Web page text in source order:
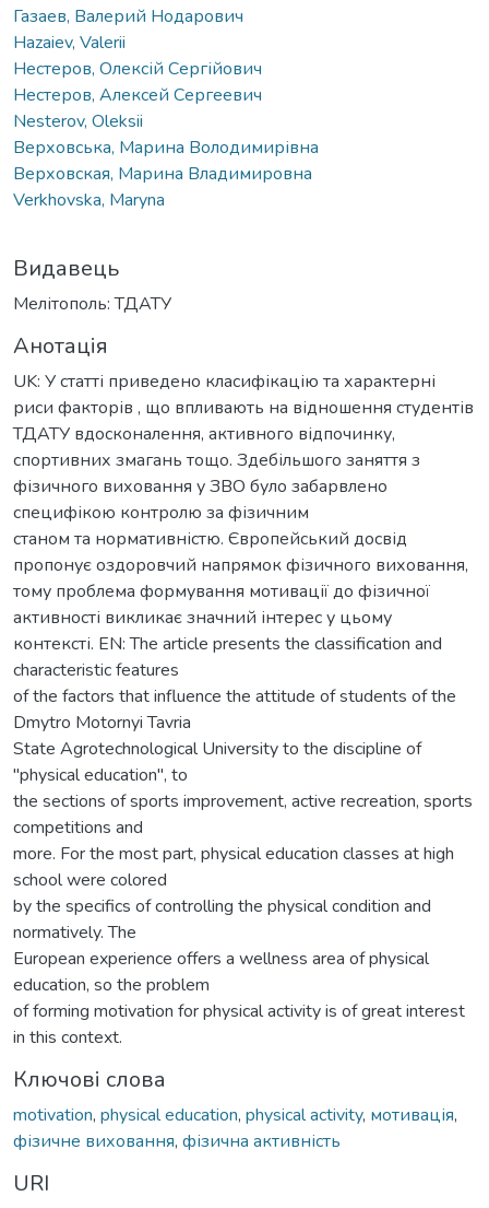
Газаев, Валерий Нодарович
Hazaiev, Valerii
Нестеров, Олексій Сергійович
Нестеров, Алексей Сергеевич
Nesterov, Oleksii
Верховська, Марина Володимирівна
Верховская, Марина Владимировна
Verkhovska, Maryna
Видавець
Мелітополь: ТДАТУ
Анотація
UK: У статті приведено класифікацію та характерні
риси факторів , що впливають на відношення студентів
ТДАТУ вдосконалення, активного відпочинку,
спортивних змагань тощо. Здебільшого заняття з
фізичного виховання у ЗВО було забарвлено
специфікою контролю за фізичним
станом та нормативністю. Європейський досвід
пропонує оздоровчий напрямок фізичного виховання,
тому проблема формування мотивації до фізичної
активності викликає значний інтерес у цьому
контексті. EN: The article presents the classification and
characteristic features
of the factors that influence the attitude of students of the
Dmytro Motornyi Tavria
State Agrotechnological University to the discipline of
"physical education", to
the sections of sports improvement, active recreation, sports
competitions and
more. For the most part, physical education classes at high
school were colored
by the specifics of controlling the physical condition and
normatively. The
European experience offers a wellness area of physical
education, so the problem
of forming motivation for physical activity is of great interest
in this context.
Ключові слова
motivation, physical education, physical activity, мотивація,
фізичне виховання, фізична активність
URI